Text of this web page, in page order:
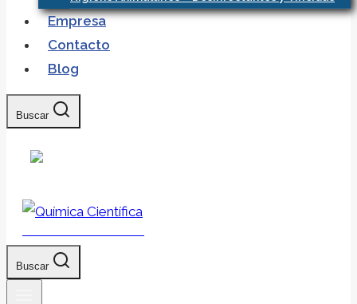
Empresa
Contacto
Blog
Buscar
Buscar